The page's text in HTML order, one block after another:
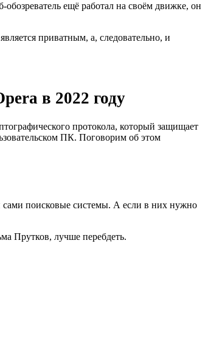
ещё работал на своём движке, он
приватным, а, следовательно, и
в 2022 году
протокола, который защищает
ПК. Поговорим об этом
сами поисковые системы. А если в них нужно
Прутков, лучше перебдеть.